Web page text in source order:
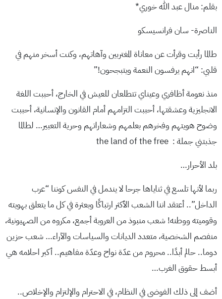
بقلم: منال عبد الله خوري*
الناصرة- سان فرانسيسكو
طالما رأيت وقرأت عن معاناة المغتربين وآهاتهم، وكنت أسخر منهم في
قلبي: “انهم يرفسون النعمة ويتبجحون!”
منذ نعومة أظافري وعيناي تتطلعان للعيش في الخارج، أحببت اللغة
الانجليزية وعشقتها، أحببت التزامهم أمام القانون والإنسانية، أحببت
وضوح هويتهم وفخرهم بعلمهم وشعاراتهم وحرية التعبير… لطالما
جذبتني جملة : the land of the free
بلد الأحرار…
ربما لأنها تلسع في ثناياها جرحا لا يندمل في النفس كوننا “عرب
الداخل”.. أعتقد اننا الشعب الأكثر ارتباكًا وبعثرة في كل ما يتعلق بهويته
وقوميته ووطنه! شعب منبوذ من العروبة أجمع، مكروه من الصهيونية،
منفصم الشخصية، متعدد الديانات والسياسات والآراء… شعب حزين
دوما.. حالم أبدًا.. محروم من عدّة نواح وعدّة مفاهيم.. أكبر احلامه هي
أبسط حقوق الغرب…
أضف إلى ذلك الفوضى في النظام، في الاحترام والإلتزام والإخلاص..